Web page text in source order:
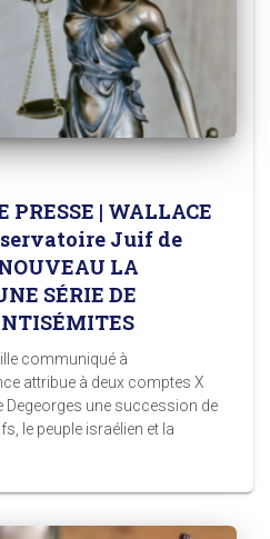
PRESSE | WALLACE
Juif de
LA
SÉRIE DE
à
attribue à deux comptes X
Degeorges une succession de
le peuple israélien et la